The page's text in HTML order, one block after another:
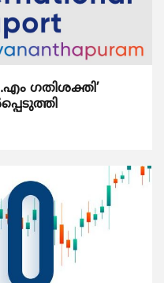
ഗതിശക്തി’